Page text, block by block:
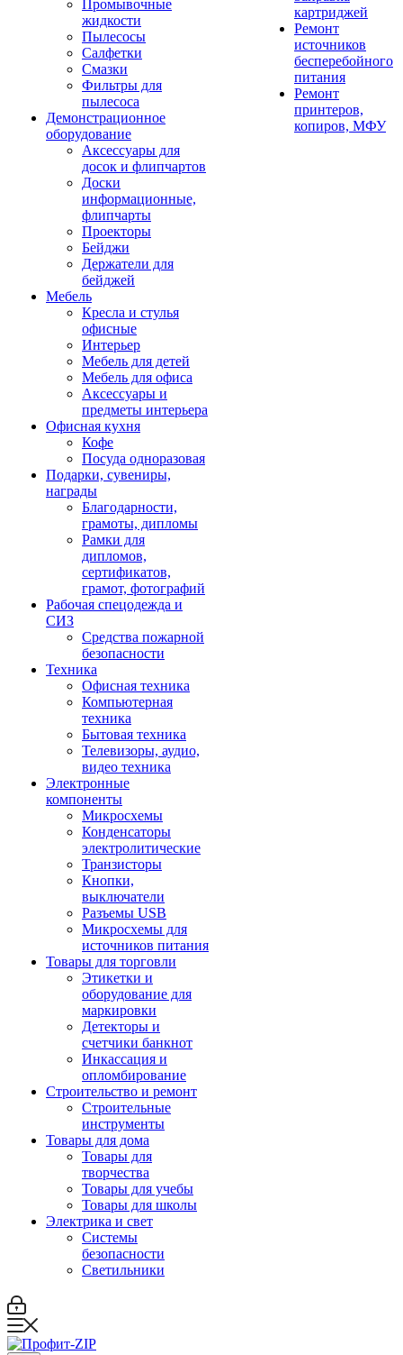
Промывочные
жидкости
Пылесосы
Салфетки
Смазки
Фильтры для
пылесоса
Демонстрационное
оборудование
Аксессуары для
досок и флипчартов
Доски
информационные,
флипчарты
Проекторы
Бейджи
Держатели для
бейджей
Мебель
Кресла и стулья
офисные
Интерьер
Мебель для детей
Мебель для офиса
Аксессуары и
предметы интерьера
Офисная кухня
Кофе
Посуда одноразовая
Подарки, сувениры,
награды
Благодарности,
грамоты, дипломы
Рамки для
дипломов,
сертификатов,
грамот, фотографий
Рабочая спецодежда и
СИЗ
Средства пожарной
безопасности
Техника
Офисная техника
Компьютерная
техника
Бытовая техника
Телевизоры, аудио,
видео техника
Электронные
компоненты
Микросхемы
Конденсаторы
электролитические
Транзисторы
Кнопки,
выключатели
Разъемы USB
Микросхемы для
источников питания
Товары для торговли
Этикетки и
оборудование для
маркировки
Детекторы и
счетчики банкнот
Инкассация и
опломбирование
Строительство и ремонт
Строительные
инструменты
Товары для дома
Товары для
творчества
Товары для учебы
Товары для школы
Электрика и свет
Системы
безопасности
Светильники
картриджей
Ремонт
источников
бесперебойного
питания
Ремонт
принтеров,
копиров, МФУ